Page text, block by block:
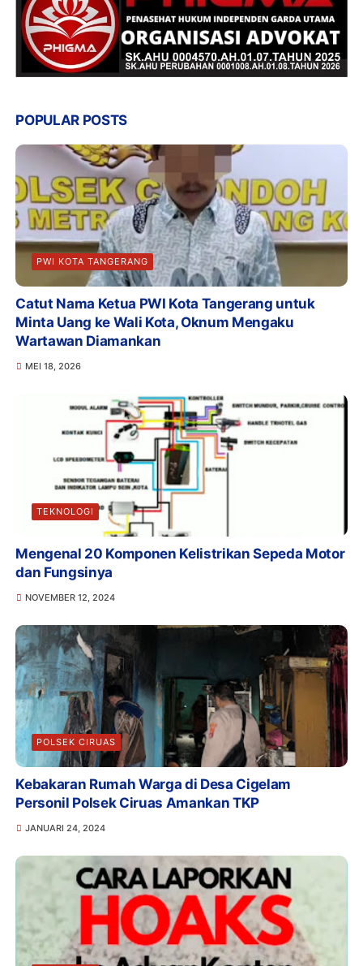
POPULAR POSTS
PWI KOTA TANGERANG
Catut Nama Ketua PWI Kota Tangerang untuk
Minta Uang ke Wali Kota, Oknum Mengaku
Wartawan Diamankan
MEI 18, 2026
TEKNOLOGI
Mengenal 20 Komponen Kelistrikan Sepeda Motor
dan Fungsinya
NOVEMBER 12, 2024
POLSEK CIRUAS
Kebakaran Rumah Warga di Desa Cigelam
Personil Polsek Ciruas Amankan TKP
JANUARI 24, 2024